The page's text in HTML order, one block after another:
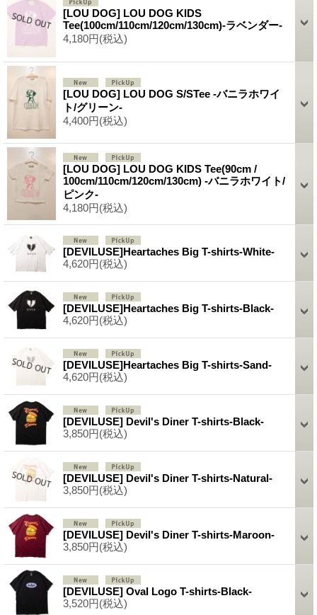
[LOU DOG] LOU DOG KIDS
Tee(100cm/110cm/120cm/130cm)-ラベンダー-
4,180円(税込)
[LOU DOG] LOU DOG S/STee -バニラホワイ
ト/グリーン-
4,400円(税込)
[LOU DOG] LOU DOG KIDS Tee(90cm /
100cm/110cm/120cm/130cm) -バニラホワイト/
ピンク-
4,180円(税込)
[DEVILUSE]Heartaches Big T-shirts-White-
4,620円(税込)
[DEVILUSE]Heartaches Big T-shirts-Black-
4,620円(税込)
[DEVILUSE]Heartaches Big T-shirts-Sand-
4,620円(税込)
[DEVILUSE] Devil's Diner T-shirts-Black-
3,850円(税込)
[DEVILUSE] Devil's Diner T-shirts-Natural-
3,850円(税込)
[DEVILUSE] Devil's Diner T-shirts-Maroon-
3,850円(税込)
[DEVILUSE] Oval Logo T-shirts-Black-
3,520円(税込)